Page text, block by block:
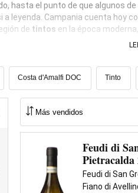
hasta el punto de que algunos
leyenda. Campania cuenta hoy
de tintos en la época
Costa d'Amalfi DOC Tinto
Feudi di
Pietracalda
Feudi di San
Fiano di